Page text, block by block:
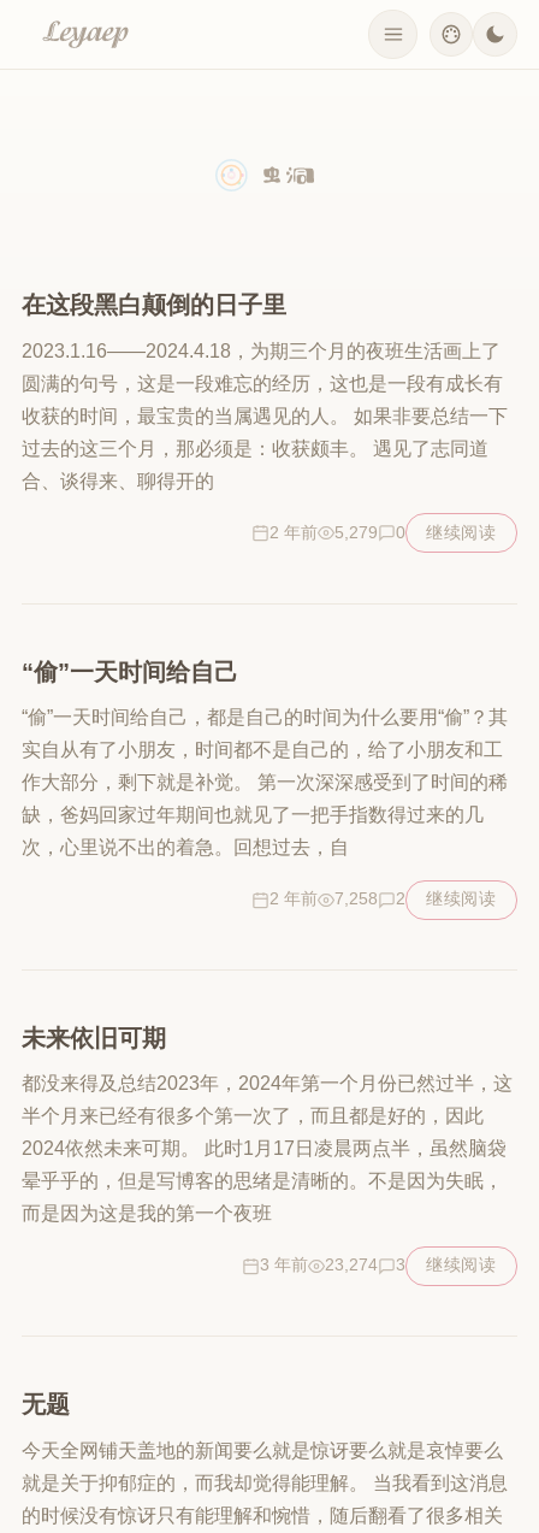
在这段黑白颠倒的日子里
2023.1.16——2024.4.18，为期三个月的夜班生活画上了
圆满的句号，这是一段难忘的经历，这也是一段有成长有
收获的时间，最宝贵的当属遇见的人。 如果非要总结一下
过去的这三个月，那必须是：收获颇丰。 遇见了志同道
合、谈得来、聊得开的
2 年前 5,279 0 继续阅读
“偷”一天时间给自己
“偷”一天时间给自己，都是自己的时间为什么要用“偷”？其
实自从有了小朋友，时间都不是自己的，给了小朋友和工
作大部分，剩下就是补觉。 第一次深深感受到了时间的稀
缺，爸妈回家过年期间也就见了一把手指数得过来的几
次，心里说不出的着急。回想过去，自
2 年前 7,258 2 继续阅读
未来依旧可期
都没来得及总结2023年，2024年第一个月份已然过半，这
半个月来已经有很多个第一次了，而且都是好的，因此
2024依然未来可期。 此时1月17日凌晨两点半，虽然脑袋
晕乎乎的，但是写博客的思绪是清晰的。不是因为失眠，
而是因为这是我的第一个夜班
3 年前 23,274 3 继续阅读
无题
今天全网铺天盖地的新闻要么就是惊讶要么就是哀悼要么
就是关于抑郁症的，而我却觉得能理解。 当我看到这消息
的时候没有惊讶只有能理解和惋惜，随后翻看了很多相关